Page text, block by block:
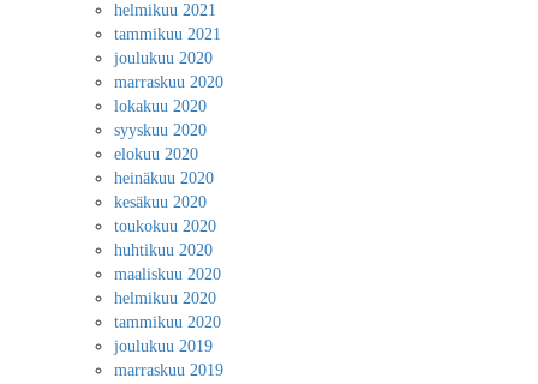
helmikuu 2021
tammikuu 2021
joulukuu 2020
marraskuu 2020
lokakuu 2020
syyskuu 2020
elokuu 2020
heinäkuu 2020
kesäkuu 2020
toukokuu 2020
huhtikuu 2020
maaliskuu 2020
helmikuu 2020
tammikuu 2020
joulukuu 2019
marraskuu 2019